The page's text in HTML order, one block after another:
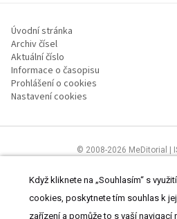
Úvodní stránka
Archiv čísel
Aktuální číslo
Informace o časopisu
Prohlášení o cookies
Nastavení cookies
© 2008-2026 MeDitorial |
zdravotnictví.Čtěte prohlášenía
Když kliknete na „Souhlasím“ s
cookies, poskytnete tím souhlas k
zařízení a pomůže to s vaší navigací